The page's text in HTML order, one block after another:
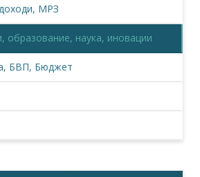
МРЗ
образование, наука, иновации
БВП, Бюджет